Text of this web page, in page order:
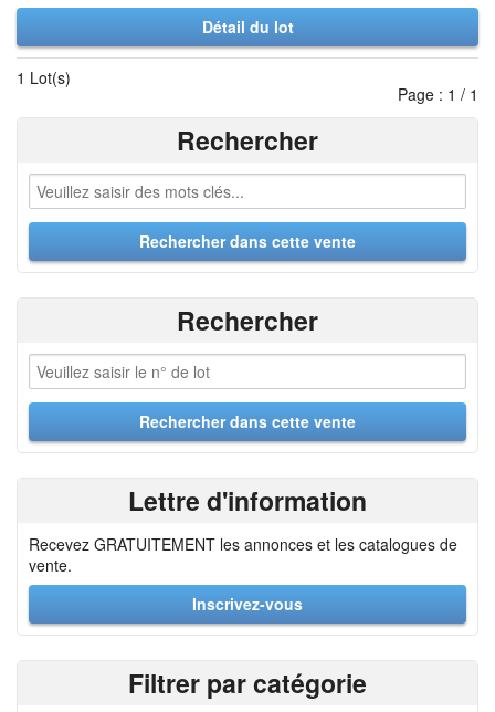
Détail du lot
1 Lot(s)
Page : 1 / 1
Rechercher
Rechercher
Lettre d'information
Recevez GRATUITEMENT les annonces et les catalogues de
vente.
Inscrivez-vous
Filtrer par catégorie